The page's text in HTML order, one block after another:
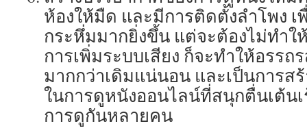
ห้องให้มืด และมีการติดตั้งลำโพง เ
กระหึ่มมากยิ่งขึ้น แต่จะต้องไม่ทำ
การเพิ่มระบบเสียง ก็จะทำให้อรรถ
มากกว่าเดิมแน่นอน และเป็นการส
ในการดูหนังออนไลน์ที่สนุกตื่นเต้นเ
การดูกันหลายคน